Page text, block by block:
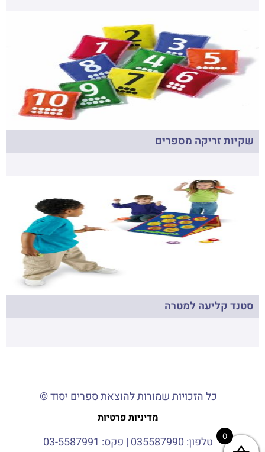
שקיות זריקה מספרים
סטנד קליעה למטרה
כל הזכויות שמורות להוצאת ספרים יסוד ©
מדיניות פרטיות
טלפון: 035587990 | פקס: 03-5587991 0